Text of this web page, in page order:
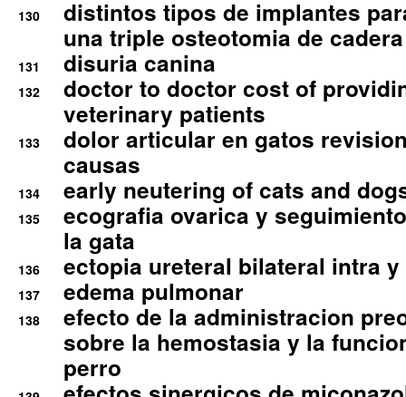
130
distintos tipos de implantes
una triple osteotomia de cadera
131 disuria canina
132
doctor to doctor cost of
veterinary patients
133
dolor articular en gatos
causas
134 early neutering of cats and
135
ecografia ovarica y
la gata
136 ectopia ureteral bilateral intra
137 edema pulmonar
138
efecto de la administracion
sobre la hemostasia y la
perro